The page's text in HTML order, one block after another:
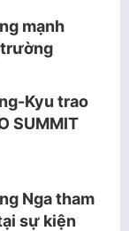
mạnh
Kyu trao
SUMMIT
Nga tham
sự kiện